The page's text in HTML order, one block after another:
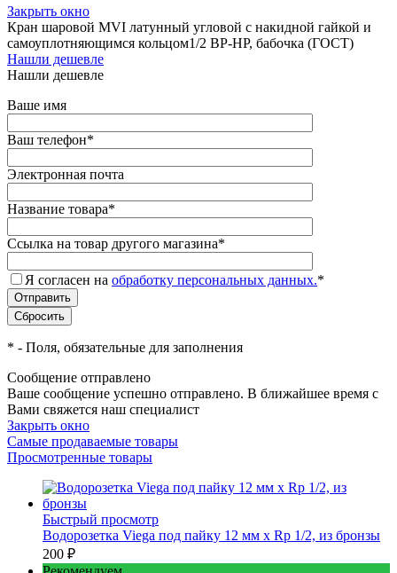
Закрыть окно
Кран шаровой MVI латунный угловой с накидной гайкой и
самоуплотняющимся кольцом1/2 ВР-НР, бабочка (ГОСТ)
Нашли дешевле
Нашли дешевле
Ваше имя
Ваш телефон*
Электронная почта
Название товара*
Ссылка на товар другого магазина*
Я согласен на обработку персональных данных.*
* - Поля, обязательные для заполнения
Сообщение отправлено
Ваше сообщение успешно отправлено. В ближайшее время с
Вами свяжется наш специалист
Закрыть окно
Самые продаваемые товары
Просмотренные товары
Быстрый просмотр
Водорозетка Viega под пайку 12 мм х Rp 1/2, из бронзы
200 ₽